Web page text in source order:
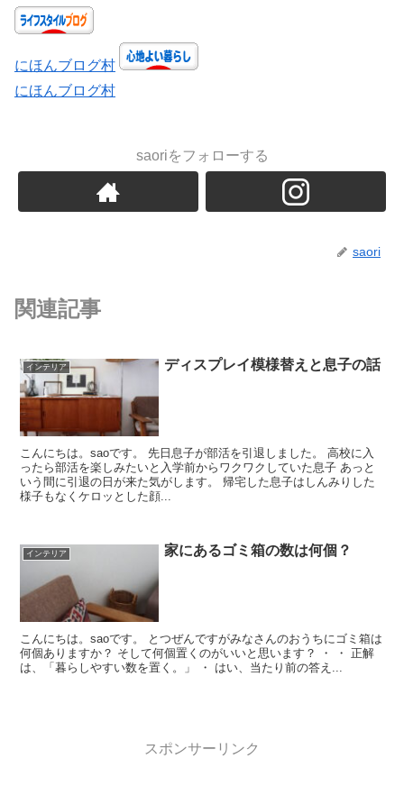
にほんブログ村
にほんブログ村
saoriをフォローする
saori
関連記事
インテリア ディスプレイ模様替えと息子の話
こんにちは。saoです。 先日息子が部活を引退しました。 高校に入
ったら部活を楽しみたいと入学前からワクワクしていた息子 あっと
いう間に引退の日が来た気がします。 帰宅した息子はしんみりした
様子もなくケロッとした顔...
インテリア 家にあるゴミ箱の数は何個？
こんにちは。saoです。 とつぜんですがみなさんのおうちにゴミ箱は
何個ありますか？ そして何個置くのがいいと思います？ ・ ・ 正解
は、「暮らしやすい数を置く。」 ・ はい、当たり前の答え...
スポンサーリンク